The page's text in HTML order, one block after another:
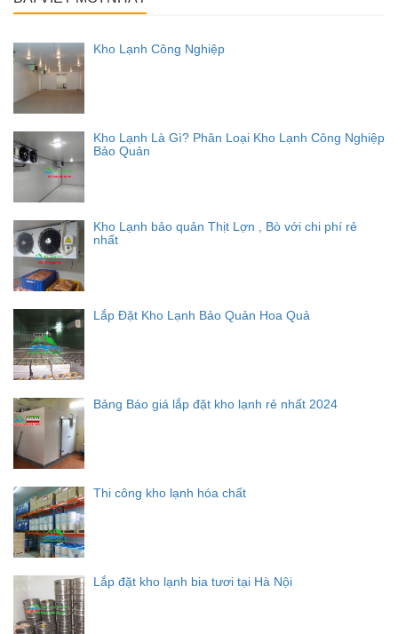
Kho Lạnh Công Nghiệp
Kho Lạnh Là Gì? Phân Loại Kho Lạnh Công Nghiệp
Bảo Quản
Kho Lạnh bảo quản Thịt Lợn , Bò với chi phí rẻ
nhất
Lắp Đặt Kho Lạnh Bảo Quản Hoa Quả
Bảng Báo giá lắp đặt kho lạnh rẻ nhất 2024
Thi công kho lạnh hóa chất
Lắp đặt kho lạnh bia tươi tại Hà Nội